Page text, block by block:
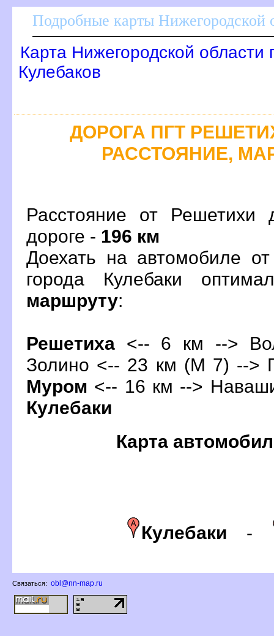
Подробные карты Нижегородской
Карта Нижегородской области
Кулебако
ДОРОГА ПГТ
РАССТОЯНИЕ,
Расстояние от Решетихи
дороге - 196 км
Доехать на автомобиле
орода Кулебаки
маршруту:
Решетиха <-- 6 км -->
Золино <-- 23 км (М 7) -->
Муром <-- 16 км -->
Кулебаки
Карта
Кулебаки -
Связаться: obl@nn-map.ru